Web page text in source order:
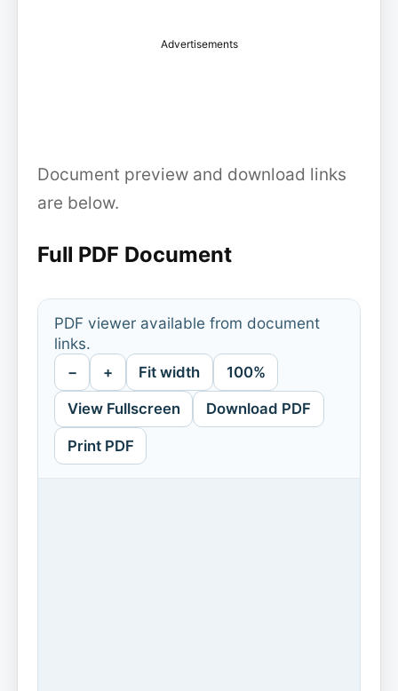
Advertisements
Document preview and download links
are below.
Full PDF Document
PDF viewer available from document
links.
− + Fit width 100%
View Fullscreen Download PDF
Print PDF